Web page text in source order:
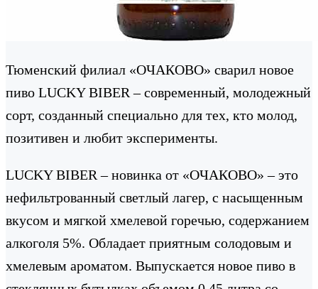
Тюменский филиал «ОЧАКОВО» сварил новое
пиво LUCKY BIBER – современный, молодежный
сорт, созданный специально для тех, кто молод,
позитивен и любит эксперименты.
LUCKY BIBER – новинка от «ОЧАКОВО» – это
нефильтрованный светлый лагер, с насыщенным
вкусом и мягкой хмелевой горечью, содержанием
алкоголя 5%. Обладает приятным солодовым и
хмелевым ароматом. Выпускается новое пиво в